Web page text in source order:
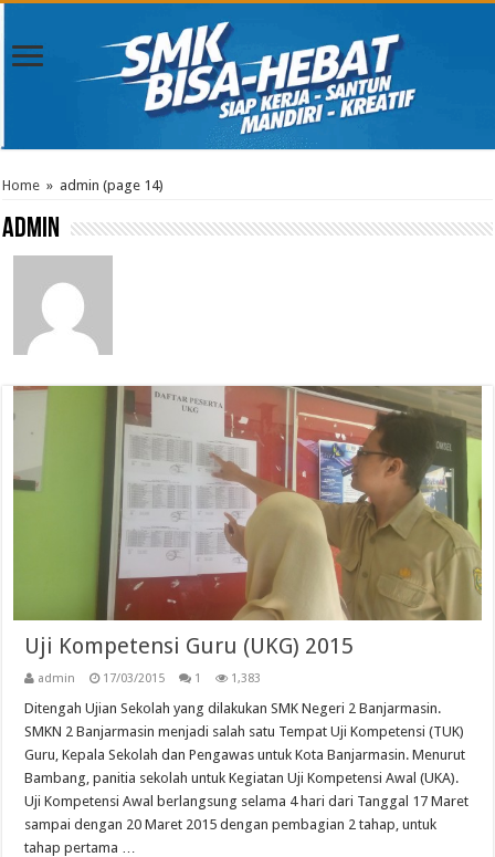
Home » admin (page 14)
admin
Uji Kompetensi Guru (UKG) 2015
admin 17/03/2015 1 1,383
Ditengah Ujian Sekolah yang dilakukan SMK Negeri 2 Banjarmasin.
SMKN 2 Banjarmasin menjadi salah satu Tempat Uji Kompetensi (TUK)
Guru, Kepala Sekolah dan Pengawas untuk Kota Banjarmasin. Menurut
Bambang, panitia sekolah untuk Kegiatan Uji Kompetensi Awal (UKA).
Uji Kompetensi Awal berlangsung selama 4 hari dari Tanggal 17 Maret
sampai dengan 20 Maret 2015 dengan pembagian 2 tahap, untuk
tahap pertama …